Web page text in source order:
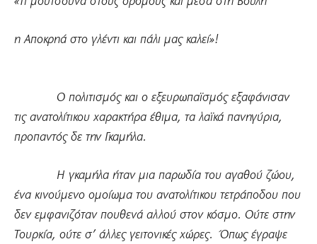
η Αποκρηά στο γλέντι και πάλι μας καλεί»!
Ο πολιτισμός και ο εξευρωπαϊσμός εξαφάνισαν
τις ανατολίτικου χαρακτήρα έθιμα, τα λαϊκά πανηγύρια,
προπαντός δε την Γκαμήλα.
Η γκαμήλα ήταν μια παρωδία του αγαθού ζώου,
ένα κινούμενο ομοίωμα του ανατολίτικου τετράποδου που
δεν εμφανιζόταν πουθενά αλλού στον κόσμο. Ούτε στην
Τουρκία, ούτε σ’ άλλες γειτονικές χώρες. Όπως έγραψε